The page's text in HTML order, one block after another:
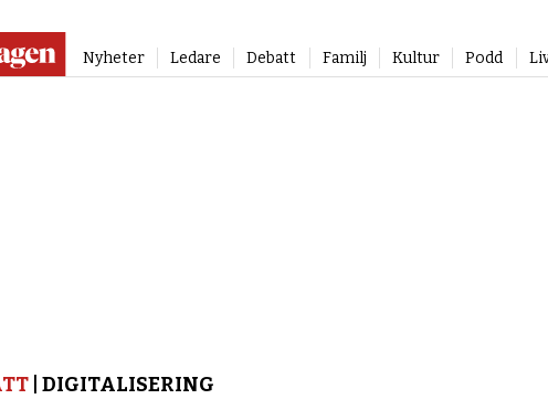
Nyheter Ledare Debatt Familj Kultur Podd
| DIGITALISERING